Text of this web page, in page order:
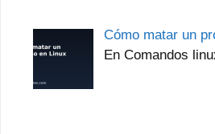
Cómo matar un
En Comandos